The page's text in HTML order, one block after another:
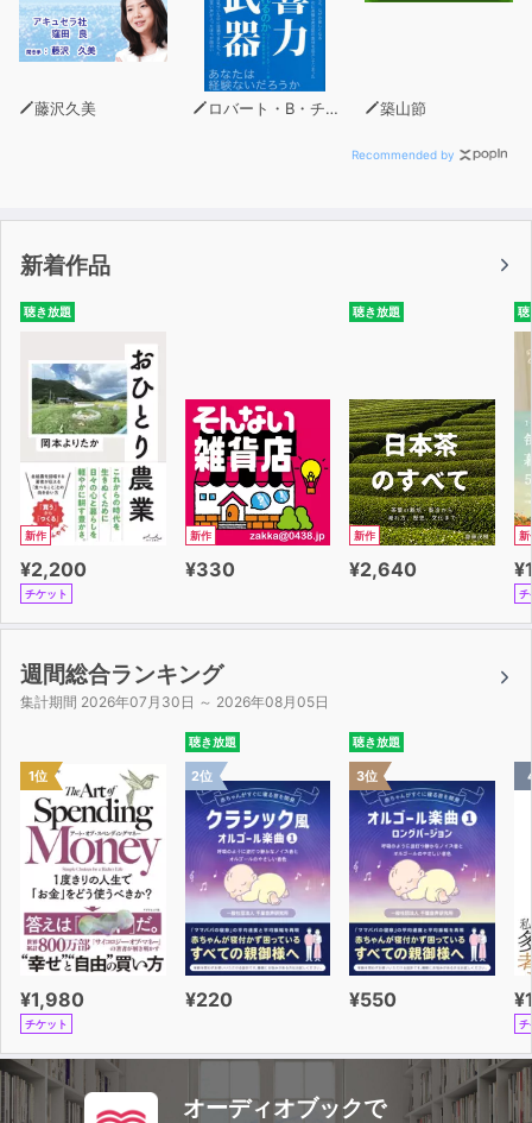
高速読書の目的は「インプット」に留まりません。
読書で得た知識を、仕事や生活に必ず生かせるようになり
高速読書は、既存の速読法とは異なり、
５、人生がどんどん豊かに！
高速読書は本で得た知識をどのように現実世界につなげる
かまでカバー。
実践者からは驚きの声があがっています。
【高速読書実践者たちの成果】
・「年収500万円だったのが、高速読書を始めて部長に昇
進！
・「老後資金が不安だったが、知識量が倍増して、
から、
スキマ時間だけの勉強で合格できた」（38歳・会社員）
・「テレビを見るだけの生活がつらくなり、高速読書を始
世界が広がり、趣味の友だちができました」（70歳・年
金生活者）
なぜ？ 読書で人生が変わってしまうのか？
もしあなたが今の生活に不満を抱いているなら、
あるいは、より豊かな人生を望んでいるなら、
高速読書はあなたをサポートする
最強の武器になってくれます。
ぜひ、試してみてください。
藤沢久美 ロバート・B・チャルディーニ 築山節
Recommended by
新着作品
聴き放題
新作
¥2,200
チケット
新作
¥330
聴き放題
新作
¥2,640
聴
新
チ
週間総合ランキング
集計期間 2026年07月30日 ～ 2026年08月05日
1位
¥1,980
チケット
聴き放題
2位
¥220
聴き放題
3位
¥550
チ
オーディオブックで